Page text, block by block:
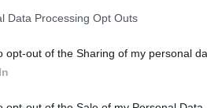
Data Processing Opt Outs
opt-out of the Sharing of my personal
δίπλα από τις
και